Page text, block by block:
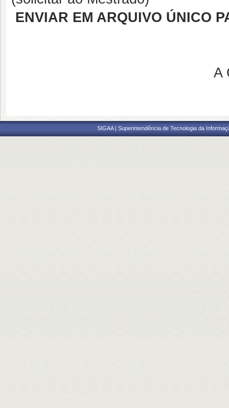
ENVIAR EM ARQUIVO ÚNICO
A
SIGAA | Superintendência de Tecnologia da